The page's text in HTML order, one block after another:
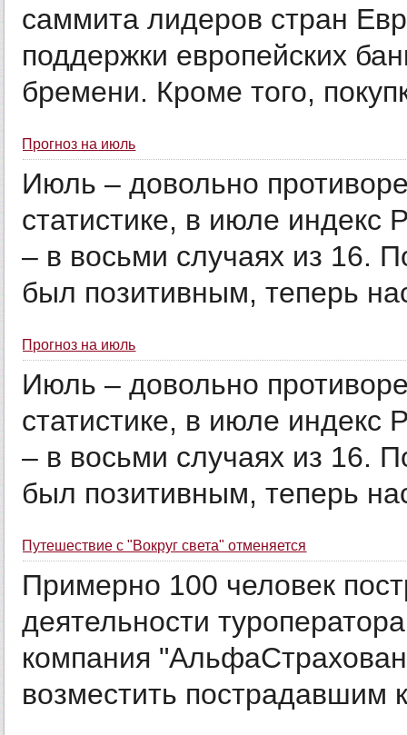
саммита лидеров стран
поддержки европейских
бремени. Кроме того,
Прогноз на июль
Июль – довольно
статистике, в июле индекс
– в восьми случаях из 16.
был позитивным, теперь
Прогноз на июль
Июль – довольно
статистике, в июле индекс
– в восьми случаях из 16.
был позитивным, теперь
Путешествие с "Вокруг света" отменяется
Примерно 100 человек
деятельности
компания
возместить пострадавшим